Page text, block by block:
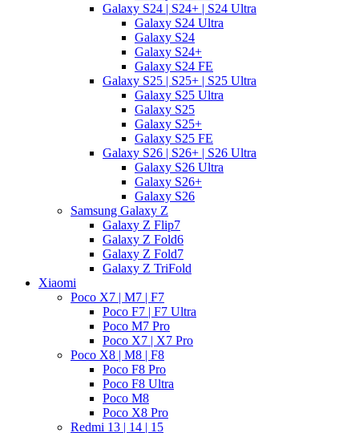
Galaxy S24 | S24+ | S24 Ultra
Galaxy S24 Ultra
Galaxy S24
Galaxy S24+
Galaxy S24 FE
Galaxy S25 | S25+ | S25 Ultra
Galaxy S25 Ultra
Galaxy S25
Galaxy S25+
Galaxy S25 FE
Galaxy S26 | S26+ | S26 Ultra
Galaxy S26 Ultra
Galaxy S26+
Galaxy S26
Samsung Galaxy Z
Galaxy Z Flip7
Galaxy Z Fold6
Galaxy Z Fold7
Galaxy Z TriFold
Xiaomi
Poco X7 | M7 | F7
Poco F7 | F7 Ultra
Poco M7 Pro
Poco X7 | X7 Pro
Poco X8 | M8 | F8
Poco F8 Pro
Poco F8 Ultra
Poco M8
Poco X8 Pro
Redmi 13 | 14 | 15